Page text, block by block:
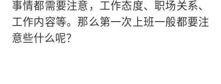
事情都需要注意，工作态度、职场关系、
工作内容等。那么第一次上班一般都要注
意些什么呢？